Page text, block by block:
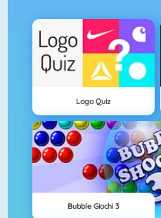
Logo Quiz
Bubble Giochi 3